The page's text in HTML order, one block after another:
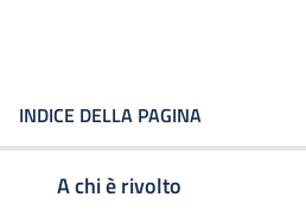
INDICE DELLA PAGINA
A chi è rivolto